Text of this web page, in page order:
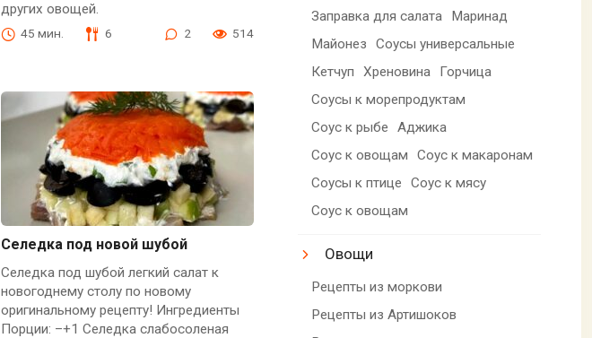
других овощей.
45 мин. 6 2 514
Селедка под новой шубой
Селедка под шубой легкий салат к
новогоднему столу по новому
оригинальному рецепту! Ингредиенты
Порции: –+1 Селедка слабосоленая
Заправка для салата
Маринад
Майонез
Соусы универсальные
Кетчуп
Хреновина
Горчица
Соусы к морепродуктам
Соус к рыбе
Аджика
Соус к овощам
Соус к макаронам
Соусы к птице
Соус к мясу
Соус к овощам
Овощи
Рецепты из моркови
Рецепты из Артишоков